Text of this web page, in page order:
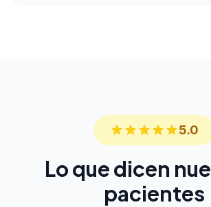
5.0
Lo que dicen
pacientes